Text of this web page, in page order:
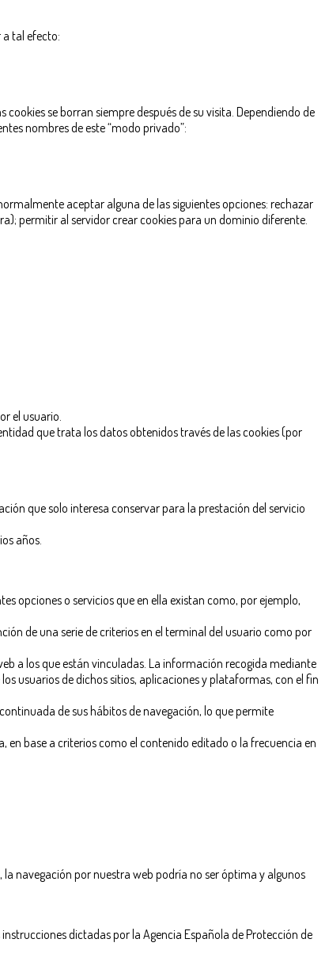
a tal efecto:
se borran siempre después de su visita. Dependiendo de
nombres de este “modo privado”:
aceptar alguna de las siguientes opciones: rechazar
permitir al servidor crear cookies para un dominio diferente.
el usuario.
que trata los datos obtenidos través de las cookies (por
que solo interesa conservar para la prestación del servicio
años.
opciones o servicios que en ella existan como, por ejemplo,
de una serie de criterios en el terminal del usuario como por
a los que están vinculadas. La información recogida mediante
usuarios de dichos sitios, aplicaciones y plataformas, con el fin
de sus hábitos de navegación, lo que permite
en base a criterios como el contenido editado o la frecuencia en
navegación por nuestra web podría no ser óptima y algunos
dictadas por la Agencia Española de Protección de